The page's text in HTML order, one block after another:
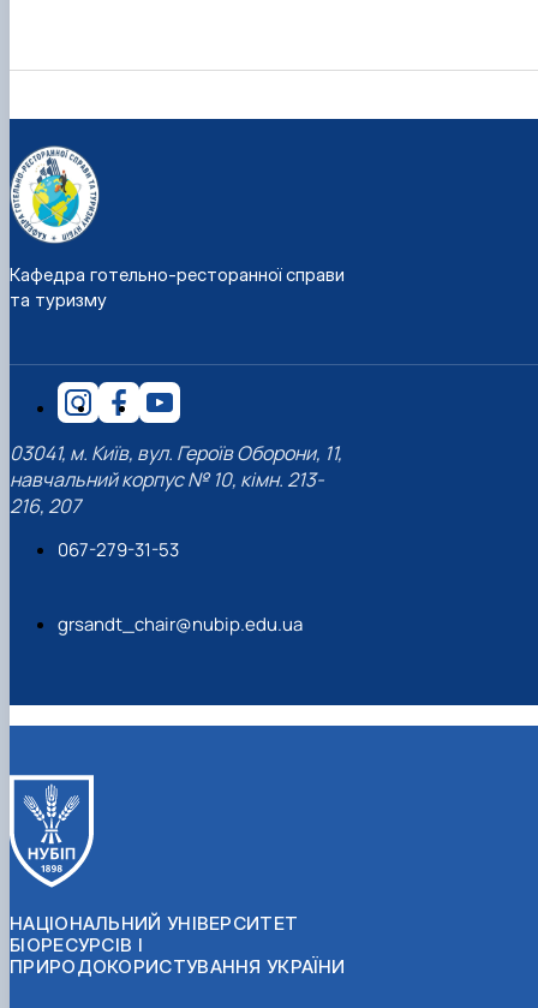
Кафедра готельно-ресторанної справи
та туризму
03041, м. Київ, вул. Героїв Оборони, 11,
навчальний корпус № 10, кімн. 213-
216, 207
067-279-31-53
grsandt_chair@nubip.edu.ua
НАЦІОНАЛЬНИЙ УНІВЕРСИТЕТ
БІОРЕСУРСІВ І
ПРИРОДОКОРИСТУВАННЯ УКРАЇНИ